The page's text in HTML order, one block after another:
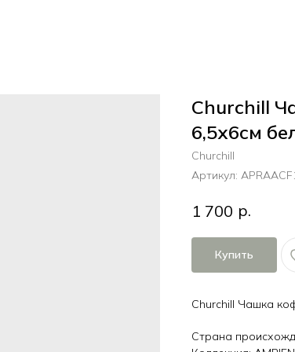
Churchill
6,5х6см
Churchill
Артикул:
1 700 р.
Купить
Churchill Чашка
Страна